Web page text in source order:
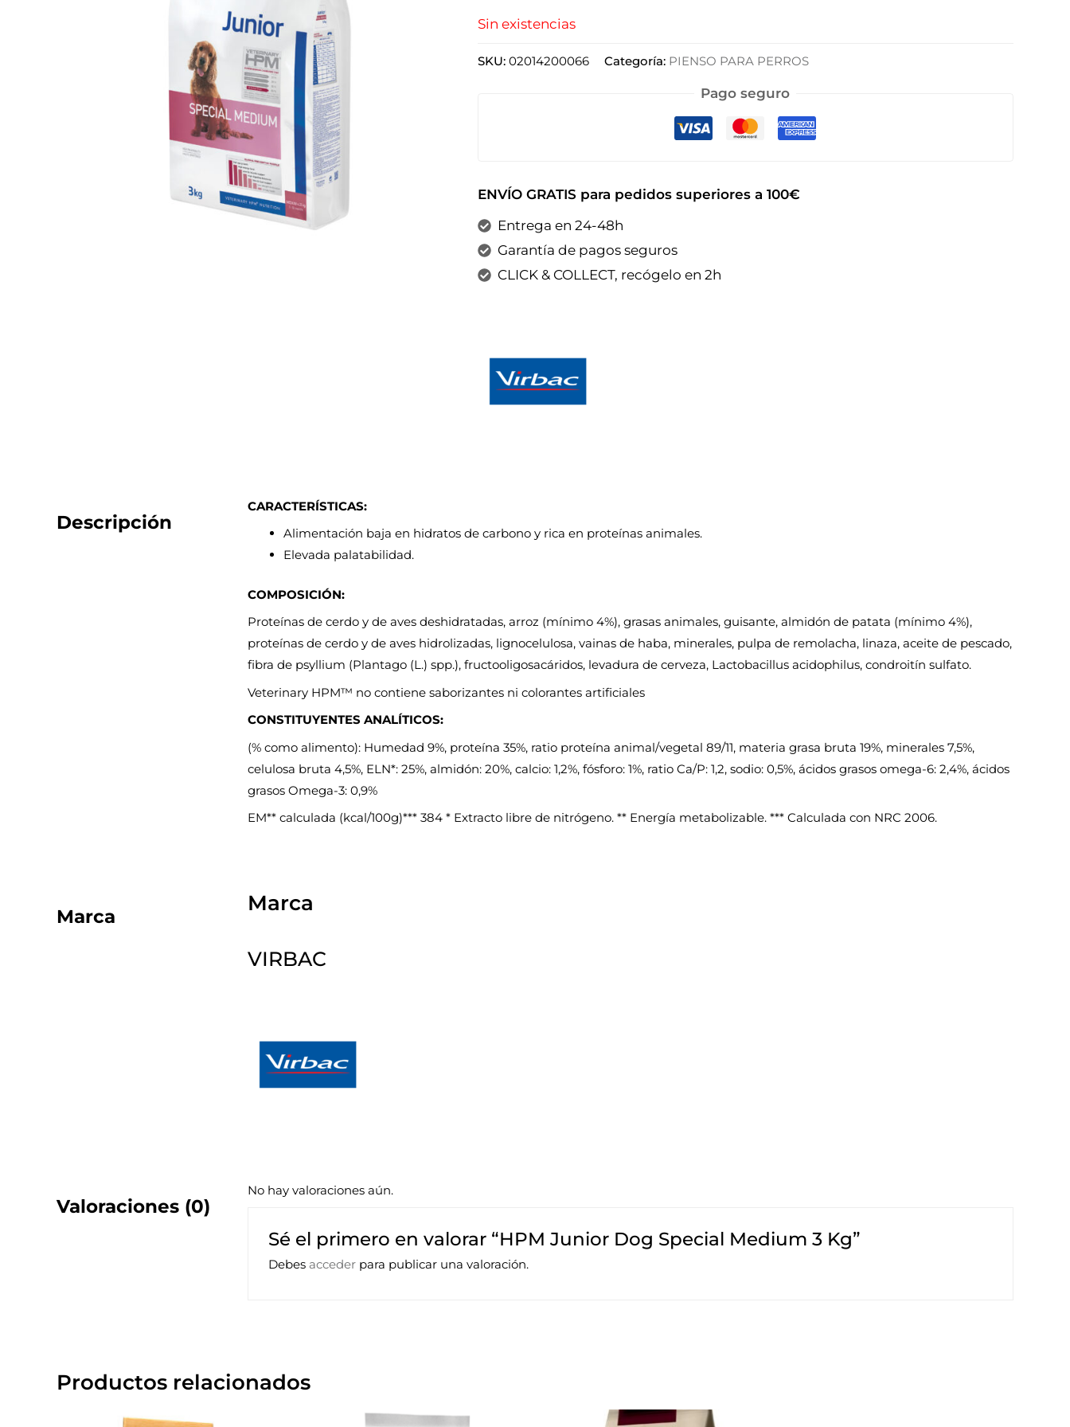
Sin existencias
SKU: 02014200066 Categoría: PIENSO PARA PERROS
Pago seguro
ENVÍO GRATIS para pedidos superiores a 100€
Entrega en 24-48h
Garantía de pagos seguros
CLICK & COLLECT, recógelo en 2h
Descripción
CARACTERÍSTICAS:
Alimentación baja en hidratos de carbono y rica en proteínas animales.
Elevada palatabilidad.
COMPOSICIÓN:
Proteínas de cerdo y de aves deshidratadas, arroz (mínimo 4%), grasas animales, guisante, almidón de patata (mínimo 4%),
proteínas de cerdo y de aves hidrolizadas, lignocelulosa, vainas de haba, minerales, pulpa de remolacha, linaza, aceite de pescado,
fibra de psyllium (Plantago (L.) spp.), fructooligosacáridos, levadura de cerveza, Lactobacillus acidophilus, condroitín sulfato.
Veterinary HPM™ no contiene saborizantes ni colorantes artificiales
CONSTITUYENTES ANALÍTICOS:
(% como alimento): Humedad 9%, proteína 35%, ratio proteína animal/vegetal 89/11, materia grasa bruta 19%, minerales 7,5%,
celulosa bruta 4,5%, ELN*: 25%, almidón: 20%, calcio: 1,2%, fósforo: 1%, ratio Ca/P: 1,2, sodio: 0,5%, ácidos grasos omega-6: 2,4%, ácidos
grasos Omega-3: 0,9%
EM** calculada (kcal/100g)*** 384 * Extracto libre de nitrógeno. ** Energía metabolizable. *** Calculada con NRC 2006.
Marca
Marca
VIRBAC
Valoraciones (0)
No hay valoraciones aún.
Sé el primero en valorar “HPM Junior Dog Special Medium 3 Kg”
Debes acceder para publicar una valoración.
Productos relacionados
Rango